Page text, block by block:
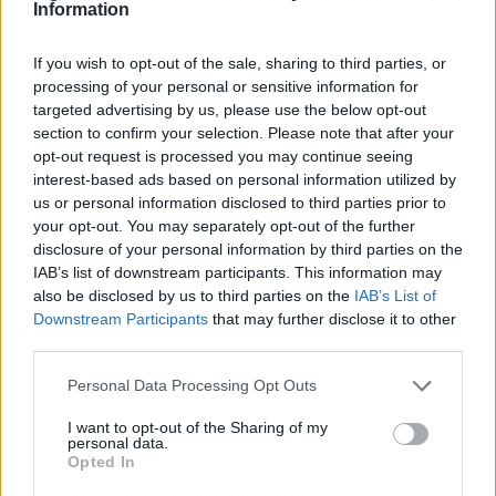
Information
If you wish to opt-out of the sale, sharing to third parties, or
processing of your personal or sensitive information for
targeted advertising by us, please use the below opt-out
section to confirm your selection. Please note that after your
opt-out request is processed you may continue seeing
interest-based ads based on personal information utilized by
us or personal information disclosed to third parties prior to
your opt-out. You may separately opt-out of the further
disclosure of your personal information by third parties on the
IAB’s list of downstream participants. This information may
also be disclosed by us to third parties on the IAB’s List of
Downstream Participants that may further disclose it to other
Personal Data Processing Opt Outs
I want to opt-out of the Sharing of my
personal data.
Opted In
være dækket.
Det oplyser sol26 i en pressemeddelelse.
Formørkelsen topper omkring klokken 20.00, kort
før solnedgang, hvilket giver gode muligheder for
at opleve fænomenet fra steder med frit udsyn
mod vest.
For mange nordjyder kan kysterne, fjordene og de
åbne landskaber danne en flot ramme om den
sjældne naturoplevelse, hvis vejret arter sig.
- En solformørkelse er en af de få begivenheder,
der kan få os alle til at stoppe op og kigge i
Vis mere
Del artikel
Mennesker